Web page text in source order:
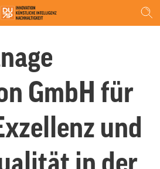
GmbH für
und
in der